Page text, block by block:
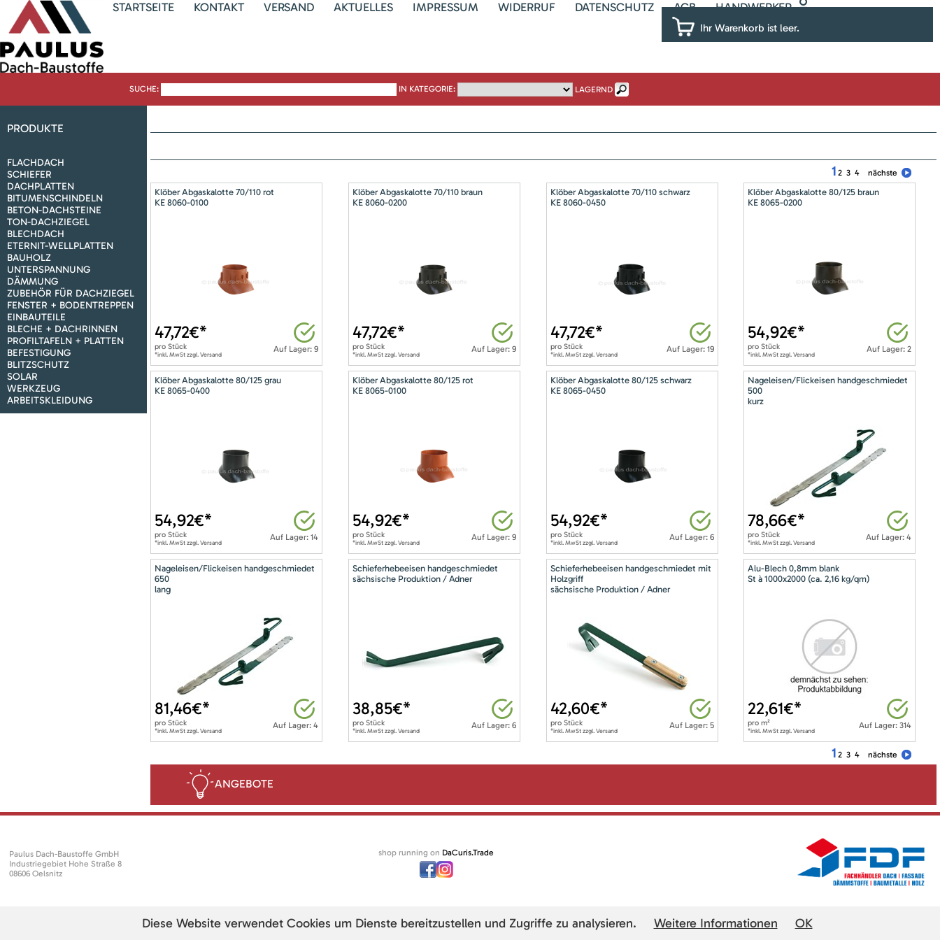
STARTSEITE KONTAKT VERSAND AKTUELLES IMPRESSUM WIDERRUF DATENSCHUTZ AGB HANDWERKER
Ihr Warenkorb ist leer.
SUCHE: IN KATEGORIE: LAGERND
PRODUKTE
FLACHDACH
SCHIEFER
DACHPLATTEN
BITUMENSCHINDELN
BETON-DACHSTEINE
TON-DACHZIEGEL
BLECHDACH
ETERNIT-WELLPLATTEN
BAUHOLZ
UNTERSPANNUNG
DÄMMUNG
ZUBEHÖR FÜR DACHZIEGEL
FENSTER + BODENTREPPEN
EINBAUTEILE
BLECHE + DACHRINNEN
PROFILTAFELN + PLATTEN
BEFESTIGUNG
BLITZSCHUTZ
SOLAR
WERKZEUG
ARBEITSKLEIDUNG
1 2 3 4 nächste
Klöber Abgaskalotte 70/110 rot
KE 8060-0100
Auf Lager: 9
47,72€*
pro Stück
*inkl. MwSt zzgl. Versand
Klöber Abgaskalotte 70/110 braun
KE 8060-0200
Auf Lager: 9
47,72€*
pro Stück
*inkl. MwSt zzgl. Versand
Klöber Abgaskalotte 70/110 schwarz
KE 8060-0450
Auf Lager: 19
47,72€*
pro Stück
*inkl. MwSt zzgl. Versand
Klöber Abgaskalotte 80/125 braun
KE 8065-0200
Auf Lager: 2
54,92€*
proStück
*inkl. MwSt zzgl. Versand
Klöber Abgaskalotte 80/125 grau
KE 8065-0400
Auf Lager: 14
54,92€*
pro Stück
*inkl. MwSt zzgl. Versand
Klöber Abgaskalotte 80/125 rot
KE 8065-0100
Auf Lager: 9
54,92€*
pro Stück
*inkl. MwSt zzgl. Versand
Klöber Abgaskalotte 80/125 schwarz
KE 8065-0450
Auf Lager: 6
54,92€*
pro Stück
*inkl. MwSt zzgl. Versand
Nageleisen/Flickeisen handgeschmiedet
500
kurz
Auf Lager: 4
78,66€*
proStück
*inkl. MwSt zzgl. Versand
Nageleisen/Flickeisen handgeschmiedet
650
lang
Auf Lager: 4
81,46€*
pro Stück
*inkl. MwSt zzgl. Versand
Schieferhebeeisen handgeschmiedet
sächsische Produktion / Adner
Auf Lager: 6
38,85€*
pro Stück
*inkl. MwSt zzgl. Versand
Schieferhebeeisen handgeschmiedet mit
Holzgriff
sächsische Produktion / Adner
Auf Lager: 5
42,60€*
pro Stück
*inkl. MwSt zzgl. Versand
Alu-Blech 0,8mm blank
St à 1000x2000 (ca. 2,16 kg/qm)
Auf Lager: 314
22,61€*
prom²
*inkl. MwSt zzgl. Versand
1 2 3 4 nächste
ANGEBOTE
Paulus Dach-Baustoffe GmbH
Industriegebiet Hohe Straße 8
08606 Oelsnitz
shop running on DaCuris.Trade
Diese Website verwendet Cookies um Dienste bereitzustellen und Zugriffe zu analysieren. Weitere Informationen OK